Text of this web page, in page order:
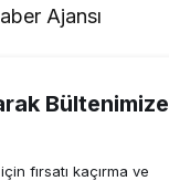
Ajansı
Bültenimize
fırsatı kaçırma ve